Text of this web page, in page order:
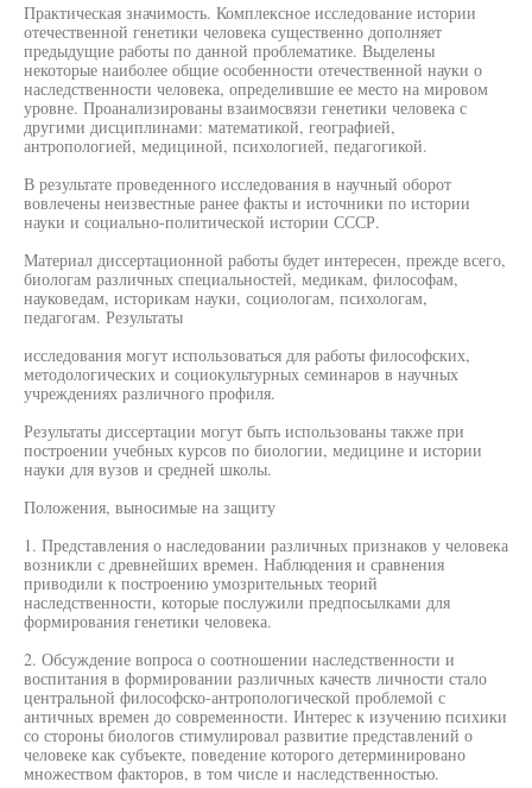
Практическая значимость. Комплексное исследование истории
отечественной генетики человека существенно дополняет
предыдущие работы по данной проблематике. Выделены
некоторые наиболее общие особенности отечественной науки о
наследственности человека, определившие ее место на мировом
уровне. Проанализированы взаимосвязи генетики человека с
другими дисциплинами: математикой, географией,
антропологией, медициной, психологией, педагогикой.
В результате проведенного исследования в научный оборот
вовлечены неизвестные ранее факты и источники по истории
науки и социально-политической истории СССР.
Материал диссертационной работы будет интересен, прежде всего,
биологам различных специальностей, медикам, философам,
науковедам, историкам науки, социологам, психологам,
педагогам. Результаты
исследования могут использоваться для работы философских,
методологических и социокультурных семинаров в научных
учреждениях различного профиля.
Результаты диссертации могут быть использованы также при
построении учебных курсов по биологии, медицине и истории
науки для вузов и средней школы.
Положения, выносимые на защиту
1. Представления о наследовании различных признаков у человека
возникли с древнейших времен. Наблюдения и сравнения
приводили к построению умозрительных теорий
наследственности, которые послужили предпосылками для
формирования генетики человека.
2. Обсуждение вопроса о соотношении наследственности и
воспитания в формировании различных качеств личности стало
центральной философско-антропологической проблемой с
античных времен до современности. Интерес к изучению психики
со стороны биологов стимулировал развитие представлений о
человеке как субъекте, поведение которого детерминировано
множеством факторов, в том числе и наследственностью.